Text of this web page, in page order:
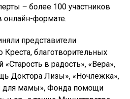
– более 100 участников
онлайн-формате.
представители
Креста, благотворительных
в радость», «Вера»,
Доктора Лизы», «Ночлежка»,
мамы», Фонда помощи